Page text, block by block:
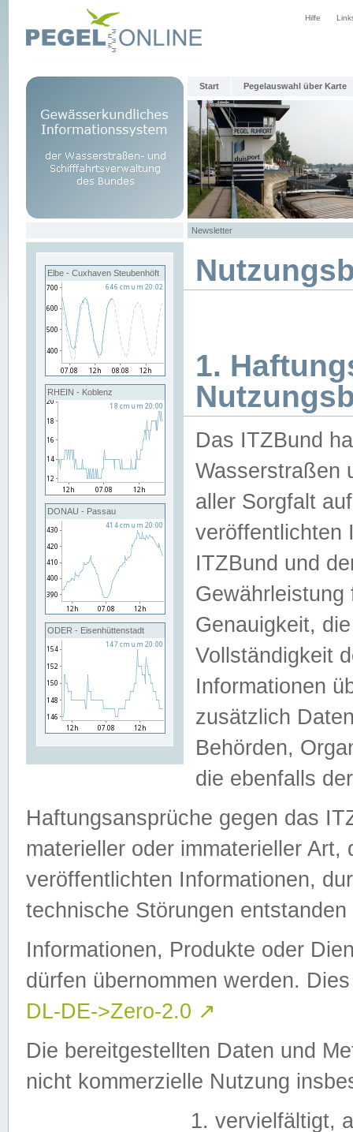
Hilfe
Start Pegelauswahl über Karte
Newsletter
Elbe - Cuxhaven Steubenhöft
RHEIN - Koblenz
DONAU - Passau
ODER - Eisenhüttenstadt
1.
Das ITZBund
Wasserstraßen
aller Sorgfalt
veröffentlichten
ITZBund und
Genauigkeit,
Vollständigkeit
Informationen
zusätzlich
Behörden,
die ebenfalls
Haftungsansprüche gegen das
materieller oder immaterieller
veröffentlichten Informationen,
technische Störungen
Informationen, Produkte oder
dürfen übernommen werden.
DL-DE->Zero-2.0 ↗
Die bereitgestellten Daten und
nicht kommerzielle Nutzung
vervielfältigt,